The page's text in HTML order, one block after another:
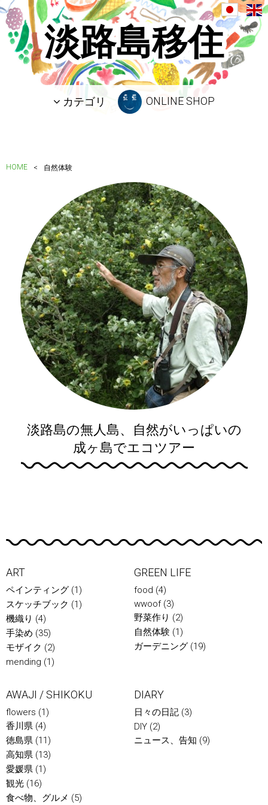
淡路島移住
カテゴリ ONLINE SHOP
HOME 自然体験
淡路島の無人島、自然がいっぱいの
成ヶ島でエコツアー
ART
ペインティング (1)
スケッチブック (1)
機織り (4)
手染め (35)
モザイク (2)
mending (1)
GREEN LIFE
food (4)
wwoof(3)
野菜作り (2)
自然体験 (1)
ガーデニング (19)
AWAJI / SHIKOKU
flowers (1)
香川県 (4)
徳島県 (11)
高知県 (13)
愛媛県 (1)
観光 (16)
食べ物、グルメ (5)
DIARY
日々の日記 (3)
DIY (2)
ニュース、告知 (9)